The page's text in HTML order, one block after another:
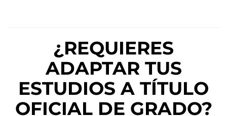
¿REQUIERES
ADAPTAR TUS
ESTUDIOS A TÍTULO
OFICIAL DE GRADO?